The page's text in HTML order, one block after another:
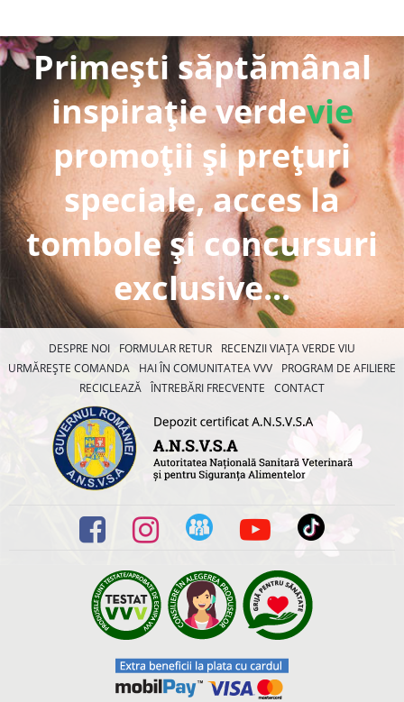
Primești săptămânal
inspirație verdevie
promoții și prețuri
speciale, acces la
tombole și concursuri
exclusive...
DESPRE NOI FORMULAR RETUR
RECENZII VIAȚA VERDE VIU
URMĂREȘTE COMANDA
HAI ÎN COMUNITATEA VVV
PROGRAM DE AFILIERE
RECICLEAZĂ ÎNTREBĂRI FRECVENTE CONTACT